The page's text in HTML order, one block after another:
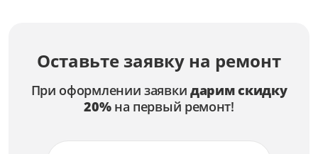
Оставьте заявку на ремонт
При оформлении заявки дарим скидку
20%на первый ремонт!